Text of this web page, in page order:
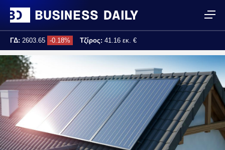
ΓΔ: 2603.65 -0.18% Τζίρος: 41.16 εκ. €
Τελ. ενημέρωση: